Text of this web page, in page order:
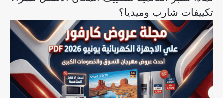
تكييفات شارب وميديا؟